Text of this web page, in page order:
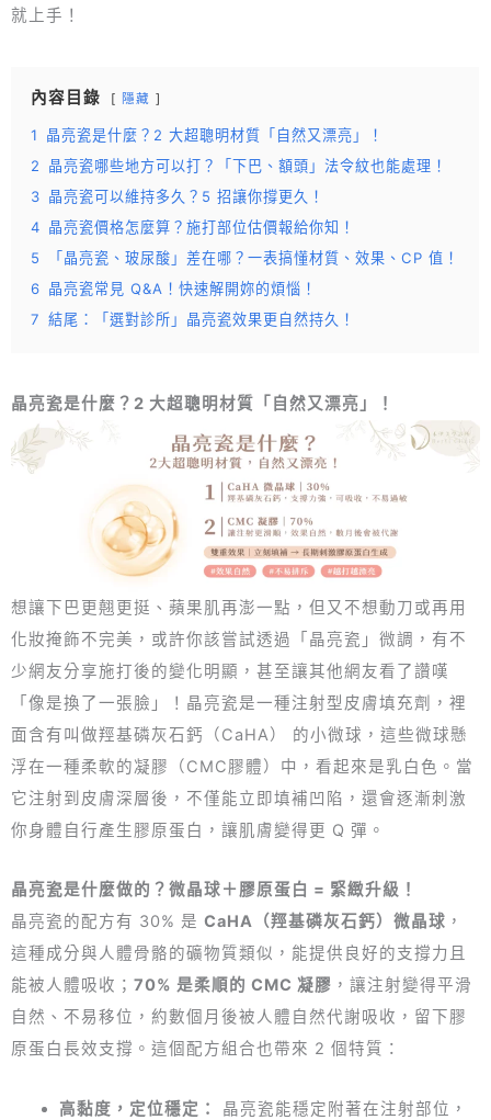
就上手！
內容目錄 隱藏
1
晶亮瓷是什麼？2 大超聰明材質「自然又漂亮」！
2
晶亮瓷哪些地方可以打？「下巴、額頭」法令紋也能處理！
3 晶亮瓷可以維持多久？5 招讓你撐更久！
4 晶亮瓷價格怎麼算？施打部位估價報給你知！
5
「晶亮瓷、玻尿酸」差在哪？一表搞懂材質、效果、CP 值！
6 晶亮瓷常見 Q&A！快速解開妳的煩惱！
7 結尾：「選對診所」晶亮瓷效果更自然持久！
晶亮瓷是什麼？2 大超聰明材質「自然又漂亮」！
想讓下巴更翹更挺、蘋果肌再澎一點，但又不想動刀或再用
化妝掩飾不完美，或許你該嘗試透過「晶亮瓷」微調，有不
少網友分享施打後的變化明顯，甚至讓其他網友看了讚嘆
「像是換了一張臉」！晶亮瓷是一種注射型皮膚填充劑，裡
面含有叫做羥基磷灰石鈣（CaHA） 的小微球，這些微球懸
浮在一種柔軟的凝膠（CMC膠體）中，看起來是乳白色。當
它注射到皮膚深層後，不僅能立即填補凹陷，還會逐漸刺激
你身體自行產生膠原蛋白，讓肌膚變得更 Q 彈。
晶亮瓷是什麼做的？微晶球＋膠原蛋白 = 緊緻升級！
晶亮瓷的配方有 30% 是 CaHA（羥基磷灰石鈣）微晶球 ，
這種成分與人體骨骼的礦物質類似，能提供良好的支撐力且
能被人體吸收； 70% 是柔順的 CMC 凝膠 ，讓注射變得平滑
自然、不易移位，約數個月後被人體自然代謝吸收，留下膠
原蛋白長效支撐。這個配方組合也帶來 2 個特質：
高黏度，定位穩定：
晶亮瓷能穩定附著在注射部位，